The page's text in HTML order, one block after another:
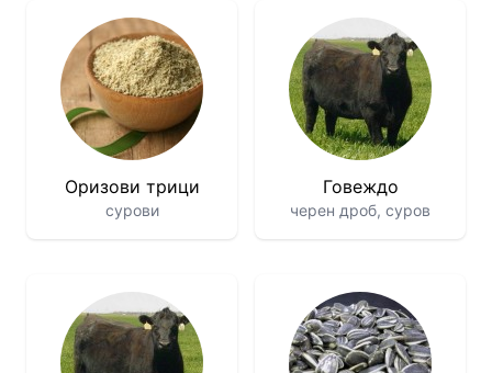
Оризови трици
сурови
Говеждо
черен дроб, суров